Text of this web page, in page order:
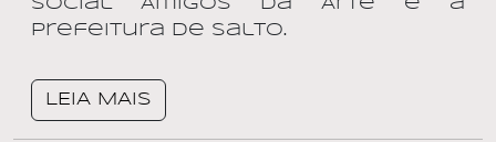
social Amigos da Arte e a
Prefeitura de Salto.
LEIA MAIS